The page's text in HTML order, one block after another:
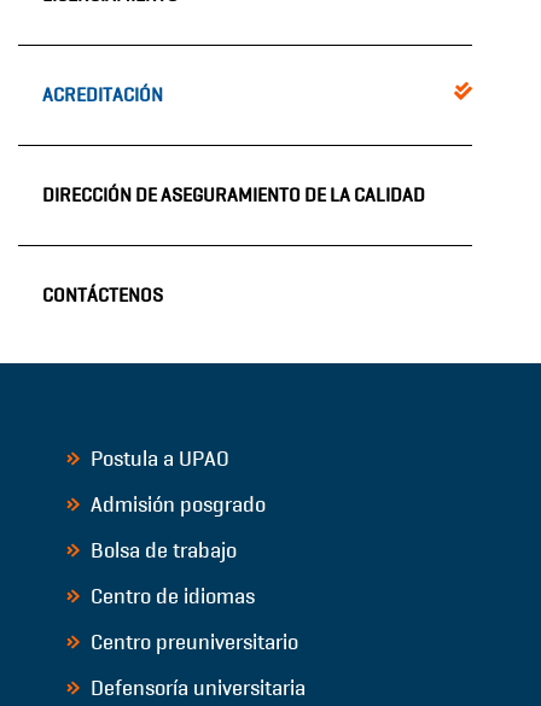
ACREDITACIÓN
DIRECCIÓN DE ASEGURAMIENTO DE LA CALIDAD
CONTÁCTENOS
Postula a UPAO
Admisión posgrado
Bolsa de trabajo
Centro de idiomas
Centro preuniversitario
Defensoría universitaria